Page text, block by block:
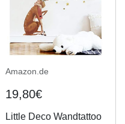
Amazon.de
19,80€
Little Deco Wandtattoo